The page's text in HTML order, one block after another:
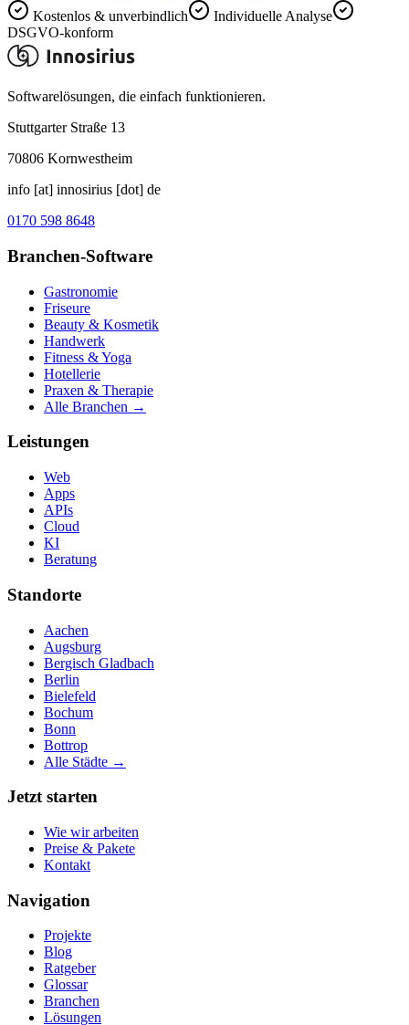
Kostenlos & unverbindlich
Individuelle Analyse
DSGVO-konform
Softwarelösungen, die einfach funktionieren.
Stuttgarter Straße 13
70806 Kornwestheim
info [at] innosirius [dot] de
0170 598 8648
Branchen-Software
Gastronomie
Friseure
Beauty & Kosmetik
Handwerk
Fitness & Yoga
Hotellerie
Praxen & Therapie
Alle Branchen →
Leistungen
Web
Apps
APIs
Cloud
KI
Beratung
Standorte
Aachen
Augsburg
Bergisch Gladbach
Berlin
Bielefeld
Bochum
Bonn
Bottrop
Alle Städte →
Jetzt starten
Wie wir arbeiten
Preise & Pakete
Kontakt
Navigation
Projekte
Blog
Ratgeber
Glossar
Branchen
Lösungen